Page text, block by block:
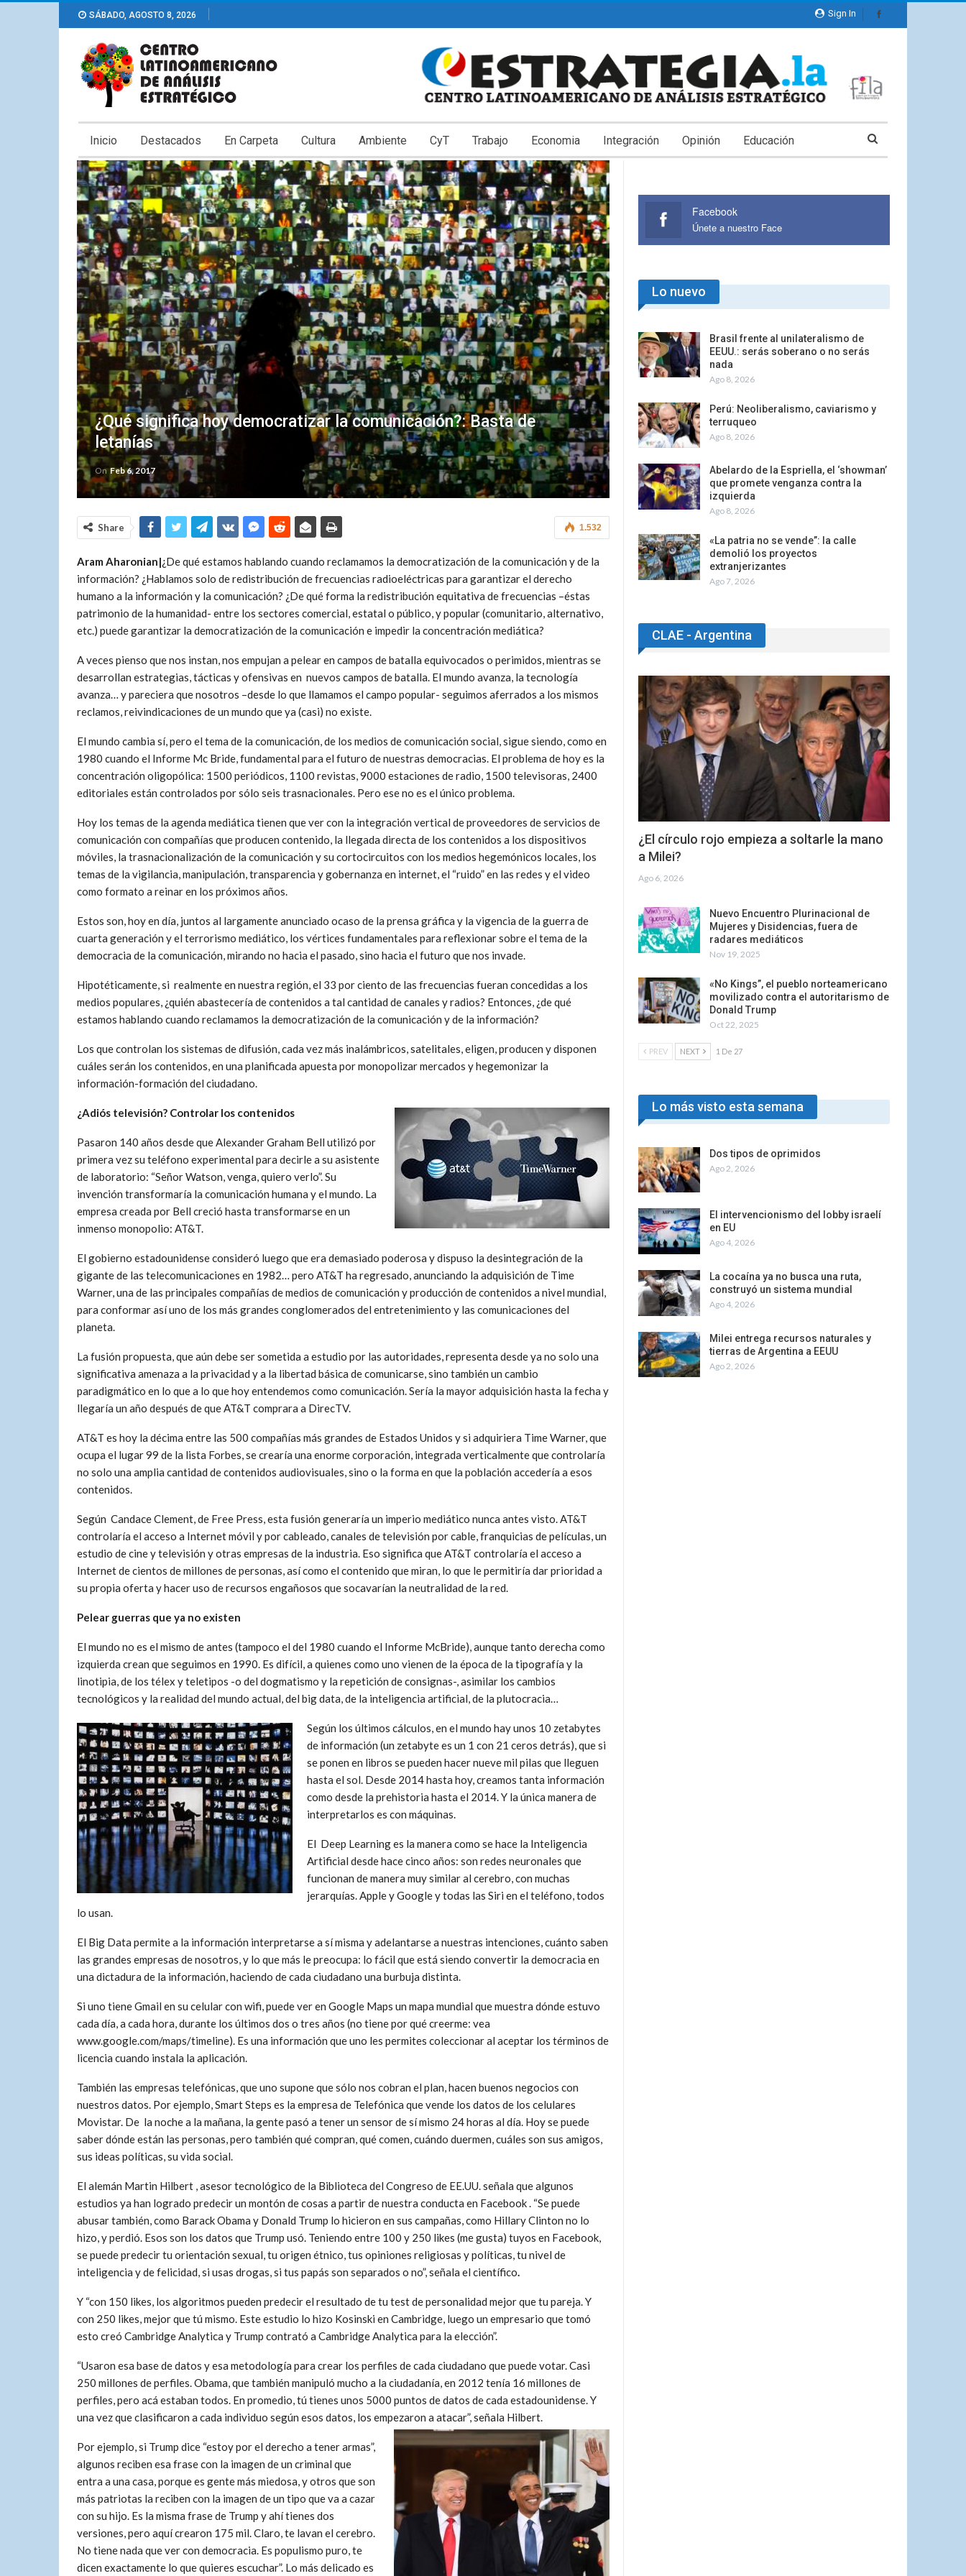
Sign In
SÁBADO, AGOSTO 8, 2026
Inicio Destacados En Carpeta Cultura Ambiente CyT Trabajo Economia Integración Opinión Educación
¿Qué significa hoy democratizar la comunicación?: Basta de
letanías
OnFeb 6, 2017
1.532
Share
Aram Aharonian|¿De qué estamos hablando cuando reclamamos la democratización de la comunicación y de la
información? ¿Hablamos solo de redistribución de frecuencias radioeléctricas para garantizar el derecho
humano a la información y la comunicación? ¿De qué forma la redistribución equitativa de frecuencias –éstas
patrimonio de la humanidad- entre los sectores comercial, estatal o público, y popular (comunitario, alternativo,
etc.) puede garantizar la democratización de la comunicación e impedir la concentración mediática?
A veces pienso que nos instan, nos empujan a pelear en campos de batalla equivocados o perimidos, mientras se
desarrollan estrategias, tácticas y ofensivas en nuevos campos de batalla. El mundo avanza, la tecnología
avanza… y pareciera que nosotros –desde lo que llamamos el campo popular- seguimos aferrados a los mismos
reclamos, reivindicaciones de un mundo que ya (casi) no existe.
El mundo cambia sí, pero el tema de la comunicación, de los medios de comunicación social, sigue siendo, como en
1980 cuando el Informe Mc Bride, fundamental para el futuro de nuestras democracias. El problema de hoy es la
concentración oligopólica: 1500 periódicos, 1100 revistas, 9000 estaciones de radio, 1500 televisoras, 2400
editoriales están controlados por sólo seis trasnacionales. Pero ese no es el único problema.
Hoy los temas de la agenda mediática tienen que ver con la integración vertical de proveedores de servicios de
comunicación con compañías que producen contenido, la llegada directa de los contenidos a los dispositivos
móviles, la trasnacionalización de la comunicación y su cortocircuitos con los medios hegemónicos locales, los
temas de la vigilancia, manipulación, transparencia y gobernanza en internet, el “ruido” en las redes y el video
como formato a reinar en los próximos años.
Estos son, hoy en día, juntos al largamente anunciado ocaso de la prensa gráfica y la vigencia de la guerra de
cuarta generación y el terrorismo mediático, los vértices fundamentales para reflexionar sobre el tema de la
democracia de la comunicación, mirando no hacia el pasado, sino hacia el futuro que nos invade.
Hipotéticamente, si realmente en nuestra región, el 33 por ciento de las frecuencias fueran concedidas a los
medios populares, ¿quién abastecería de contenidos a tal cantidad de canales y radios? Entonces, ¿de qué
estamos hablando cuando reclamamos la democratización de la comunicación y de la información?
Los que controlan los sistemas de difusión, cada vez más inalámbricos, satelitales, eligen, producen y disponen
cuáles serán los contenidos, en una planificada apuesta por monopolizar mercados y hegemonizar la
información-formación del ciudadano.
¿Adiós televisión? Controlar los contenidos
Pasaron 140 años desde que Alexander Graham Bell utilizó por
primera vez su teléfono experimental para decirle a su asistente
de laboratorio: “Señor Watson, venga, quiero verlo”. Su
invención transformaría la comunicación humana y el mundo. La
empresa creada por Bell creció hasta transformarse en un
inmenso monopolio: AT&T.
El gobierno estadounidense consideró luego que era demasiado poderosa y dispuso la desintegración de la
gigante de las telecomunicaciones en 1982… pero AT&T ha regresado, anunciando la adquisición de Time
Warner, una de las principales compañías de medios de comunicación y producción de contenidos a nivel mundial,
para conformar así uno de los más grandes conglomerados del entretenimiento y las comunicaciones del
planeta.
La fusión propuesta, que aún debe ser sometida a estudio por las autoridades, representa desde ya no solo una
significativa amenaza a la privacidad y a la libertad básica de comunicarse, sino también un cambio
paradigmático en lo que a lo que hoy entendemos como comunicación. Sería la mayor adquisición hasta la fecha y
llegaría un año después de que AT&T comprara a DirecTV.
AT&T es hoy la décima entre las 500 compañías más grandes de Estados Unidos y si adquiriera Time Warner, que
ocupa el lugar 99 de la lista Forbes, se crearía una enorme corporación, integrada verticalmente que controlaría
no solo una amplia cantidad de contenidos audiovisuales, sino o la forma en que la población accedería a esos
contenidos.
Según Candace Clement, de Free Press, esta fusión generaría un imperio mediático nunca antes visto. AT&T
controlaría el acceso a Internet móvil y por cableado, canales de televisión por cable, franquicias de películas, un
estudio de cine y televisión y otras empresas de la industria. Eso significa que AT&T controlaría el acceso a
Internet de cientos de millones de personas, así como el contenido que miran, lo que le permitiría dar prioridad a
su propia oferta y hacer uso de recursos engañosos que socavarían la neutralidad de la red.
Pelear guerras que ya no existen
El mundo no es el mismo de antes (tampoco el del 1980 cuando el Informe McBride), aunque tanto derecha como
izquierda crean que seguimos en 1990. Es difícil, a quienes como uno vienen de la época de la tipografía y la
linotipia, de los télex y teletipos -o del dogmatismo y la repetición de consignas-, asimilar los cambios
tecnológicos y la realidad del mundo actual, del big data, de la inteligencia artificial, de la plutocracia…
Según los últimos cálculos, en el mundo hay unos 10 zetabytes
de información (un zetabyte es un 1 con 21 ceros detrás), que si
se ponen en libros se pueden hacer nueve mil pilas que lleguen
hasta el sol. Desde 2014 hasta hoy, creamos tanta información
como desde la prehistoria hasta el 2014. Y la única manera de
interpretarlos es con máquinas.
El Deep Learning es la manera como se hace la Inteligencia
Artificial desde hace cinco años: son redes neuronales que
funcionan de manera muy similar al cerebro, con muchas
jerarquías. Apple y Google y todas las Siri en el teléfono, todos
lo usan.
El Big Data permite a la información interpretarse a sí misma y adelantarse a nuestras intenciones, cuánto saben
las grandes empresas de nosotros, y lo que más le preocupa: lo fácil que está siendo convertir la democracia en
una dictadura de la información, haciendo de cada ciudadano una burbuja distinta.
Si uno tiene Gmail en su celular con wifi, puede ver en Google Maps un mapa mundial que muestra dónde estuvo
cada día, a cada hora, durante los últimos dos o tres años (no tiene por qué creerme: vea
www.google.com/maps/timeline). Es una información que uno les permites coleccionar al aceptar los términos de
licencia cuando instala la aplicación.
También las empresas telefónicas, que uno supone que sólo nos cobran el plan, hacen buenos negocios con
nuestros datos. Por ejemplo, Smart Steps es la empresa de Telefónica que vende los datos de los celulares
Movistar. De la noche a la mañana, la gente pasó a tener un sensor de sí mismo 24 horas al día. Hoy se puede
saber dónde están las personas, pero también qué compran, qué comen, cuándo duermen, cuáles son sus amigos,
sus ideas políticas, su vida social.
El alemán Martin Hilbert , asesor tecnológico de la Biblioteca del Congreso de EE.UU. señala que algunos
estudios ya han logrado predecir un montón de cosas a partir de nuestra conducta en Facebook . “Se puede
abusar también, como Barack Obama y Donald Trump lo hicieron en sus campañas, como Hillary Clinton no lo
hizo, y perdió. Esos son los datos que Trump usó. Teniendo entre 100 y 250 likes (me gusta) tuyos en Facebook,
se puede predecir tu orientación sexual, tu origen étnico, tus opiniones religiosas y políticas, tu nivel de
inteligencia y de felicidad, si usas drogas, si tus papás son separados o no”, señala el científico.
Y “con 150 likes, los algoritmos pueden predecir el resultado de tu test de personalidad mejor que tu pareja. Y
con 250 likes, mejor que tú mismo. Este estudio lo hizo Kosinski en Cambridge, luego un empresario que tomó
esto creó Cambridge Analytica y Trump contrató a Cambridge Analytica para la elección”.
“Usaron esa base de datos y esa metodología para crear los perfiles de cada ciudadano que puede votar. Casi
250 millones de perfiles. Obama, que también manipuló mucho a la ciudadanía, en 2012 tenía 16 millones de
perfiles, pero acá estaban todos. En promedio, tú tienes unos 5000 puntos de datos de cada estadounidense. Y
una vez que clasificaron a cada individuo según esos datos, los empezaron a atacar”, señala Hilbert.
Por ejemplo, si Trump dice “estoy por el derecho a tener armas”,
algunos reciben esa frase con la imagen de un criminal que
entra a una casa, porque es gente más miedosa, y otros que son
más patriotas la reciben con la imagen de un tipo que va a cazar
con su hijo. Es la misma frase de Trump y ahí tienes dos
versiones, pero aquí crearon 175 mil. Claro, te lavan el cerebro.
No tiene nada que ver con democracia. Es populismo puro, te
dicen exactamente lo que quieres escuchar”. Lo más delicado es
Facebook
Únete a nuestro Face
Lo nuevo
Brasil frente al unilateralismo de
EEUU.: serás soberano o no serás
nada
Ago 8, 2026
Perú: Neoliberalismo, caviarismo y
terruqueo
Ago 8, 2026
Abelardo de la Espriella, el ‘showman’
que promete venganza contra la
izquierda
Ago 8, 2026
«La patria no se vende”: la calle
demolió los proyectos
extranjerizantes
Ago 7, 2026
CLAE - Argentina
¿El círculo rojo empieza a soltarle la mano
a Milei?
Ago 6, 2026
Nuevo Encuentro Plurinacional de
Mujeres y Disidencias, fuera de
radares mediáticos
Nov 19, 2025
«No Kings”, el pueblo norteamericano
movilizado contra el autoritarismo de
Donald Trump
Oct 22, 2025
PREV NEXT 1 De 27
Lo más visto esta semana
Dos tipos de oprimidos
Ago 2, 2026
El intervencionismo del lobby israelí
en EU
Ago 4, 2026
La cocaína ya no busca una ruta,
construyó un sistema mundial
Ago 4, 2026
Milei entrega recursos naturales y
tierras de Argentina a EEUU
Ago 2, 2026